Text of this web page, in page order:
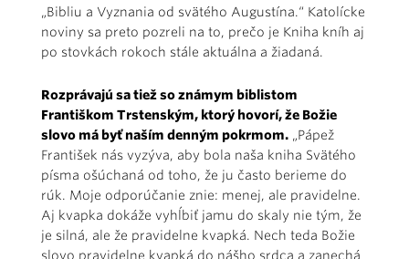
„Bibliu a Vyznania od svätého Augustína.“ Katolícke
noviny sa preto pozreli na to, prečo je Kniha kníh aj
po stovkách rokoch stále aktuálna a žiadaná.
Rozprávajú sa tiež so známym biblistom
Františkom Trstenským, ktorý hovorí, že Božie
slovo má byť naším denným pokrmom. „Pápež
František nás vyzýva, aby bola naša kniha Svätého
písma ošúchaná od toho, že ju často berieme do
rúk. Moje odporúčanie znie: menej, ale pravidelne.
Aj kvapka dokáže vyhĺbiť jamu do skaly nie tým, že
je silná, ale že pravidelne kvapká. Nech teda Božie
slovo pravidelne kvapká do nášho srdca a zanechá